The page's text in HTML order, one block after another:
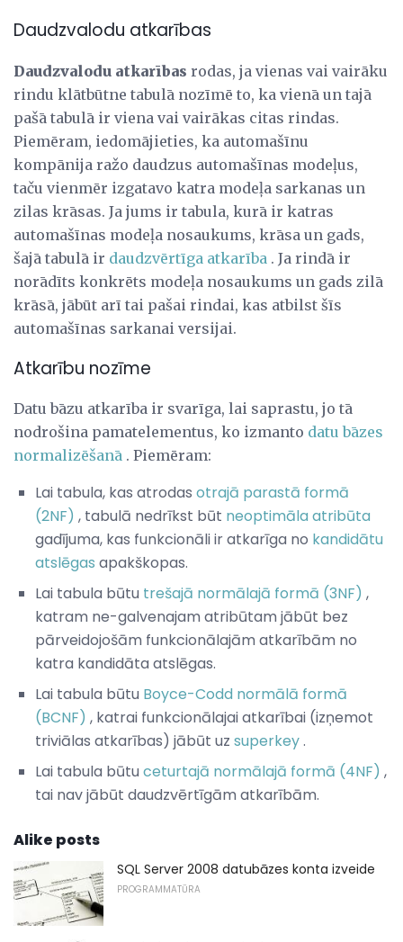
Daudzvalodu atkarības
Daudzvalodu atkarības rodas, ja vienas vai vairāku
rindu klātbūtne tabulā nozīmē to, ka vienā un tajā
pašā tabulā ir viena vai vairākas citas rindas.
Piemēram, iedomājieties, ka automašīnu
kompānija ražo daudzus automašīnas modeļus,
taču vienmēr izgatavo katra modeļa sarkanas un
zilas krāsas. Ja jums ir tabula, kurā ir katras
automašīnas modeļa nosaukums, krāsa un gads,
šajā tabulā ir daudzvērtīga atkarība . Ja rindā ir
norādīts konkrēts modeļa nosaukums un gads zilā
krāsā, jābūt arī tai pašai rindai, kas atbilst šīs
automašīnas sarkanai versijai.
Atkarību nozīme
Datu bāzu atkarība ir svarīga, lai saprastu, jo tā
nodrošina pamatelementus, ko izmanto datu bāzes
normalizēšanā . Piemēram:
Lai tabula, kas atrodas otrajā parastā formā
(2NF) , tabulā nedrīkst būt neoptimāla atribūta
gadījuma, kas funkcionāli ir atkarīga no kandidātu
atslēgas apakškopas.
Lai tabula būtu trešajā normālajā formā (3NF) ,
katram ne-galvenajam atribūtam jābūt bez
pārveidojošām funkcionālajām atkarībām no
katra kandidāta atslēgas.
Lai tabula būtu Boyce-Codd normālā formā
(BCNF) , katrai funkcionālajai atkarībai (izņemot
triviālas atkarības) jābūt uz superkey.
Lai tabula būtu ceturtajā normālajā formā (4NF) ,
tai nav jābūt daudzvērtīgām atkarībām.
Alike posts
SQL Server 2008 datubāzes konta izveide
PROGRAMMATŪRA